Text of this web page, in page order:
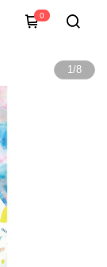
0
1/8